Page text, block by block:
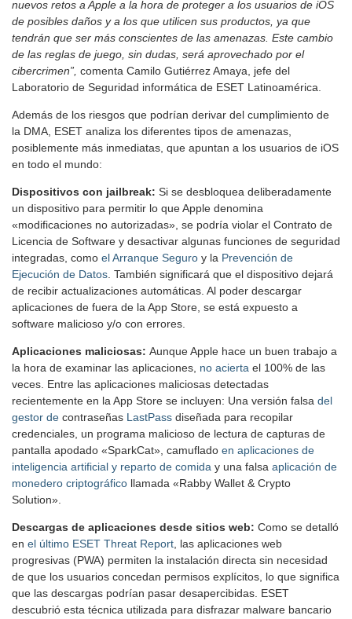
nuevos retos a Apple a la hora de proteger a los usuarios de iOS
de posibles daños y a los que utilicen sus productos, ya que
tendrán que ser más conscientes de las amenazas. Este cambio
de las reglas de juego, sin dudas, será aprovechado por el
cibercrimen”, comenta Camilo Gutiérrez Amaya, jefe del
Laboratorio de Seguridad informática de ESET Latinoamérica.
Además de los riesgos que podrían derivar del cumplimiento de
la DMA, ESET analiza los diferentes tipos de amenazas,
posiblemente más inmediatas, que apuntan a los usuarios de iOS
en todo el mundo:
Dispositivos con jailbreak: Si se desbloquea deliberadamente
un dispositivo para permitir lo que Apple denomina
«modificaciones no autorizadas», se podría violar el Contrato de
Licencia de Software y desactivar algunas funciones de seguridad
integradas, como el Arranque Seguro y la Prevención de
Ejecución de Datos . También significará que el dispositivo dejará
de recibir actualizaciones automáticas. Al poder descargar
aplicaciones de fuera de la App Store, se está expuesto a
software malicioso y/o con errores.
Aplicaciones maliciosas: Aunque Apple hace un buen trabajo a
la hora de examinar las aplicaciones, no acierta el 100% de las
veces. Entre las aplicaciones maliciosas detectadas
recientemente en la App Store se incluyen: Una versión falsa del
gestor de contraseñas LastPass diseñada para recopilar
credenciales, un programa malicioso de lectura de capturas de
pantalla apodado «SparkCat», camuflado en aplicaciones de
inteligencia artificial y reparto de comida y una falsa aplicación de
monedero criptográfico llamada «Rabby Wallet & Crypto
Solution».
Descargas de aplicaciones desde sitios web: Como se detalló
en el último ESET Threat Report , las aplicaciones web
progresivas (PWA) permiten la instalación directa sin necesidad
de que los usuarios concedan permisos explícitos, lo que significa
que las descargas podrían pasar desapercibidas. ESET
descubrió esta técnica utilizada para disfrazar malware bancario